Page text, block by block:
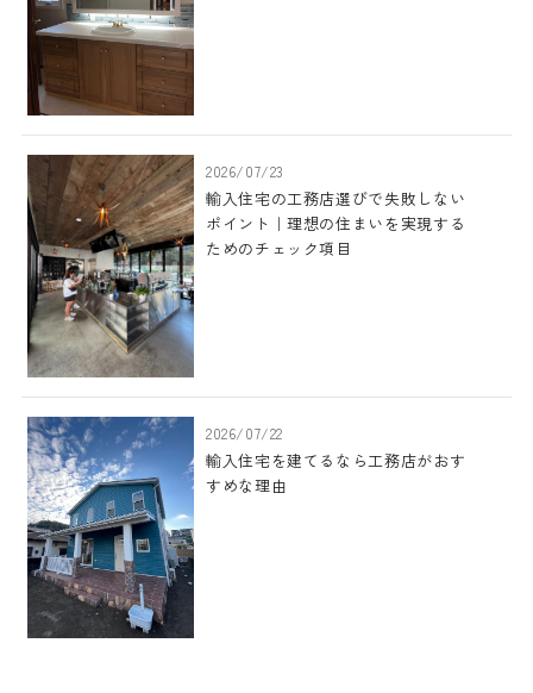
2026/07/23
輸入住宅の工務店選びで失敗しない
ポイント｜理想の住まいを実現する
ためのチェック項目
2026/07/22
輸入住宅を建てるなら工務店がおす
すめな理由